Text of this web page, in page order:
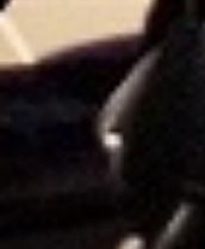
ersten
benotet und
Feedback
der
auf die
ermitteln.